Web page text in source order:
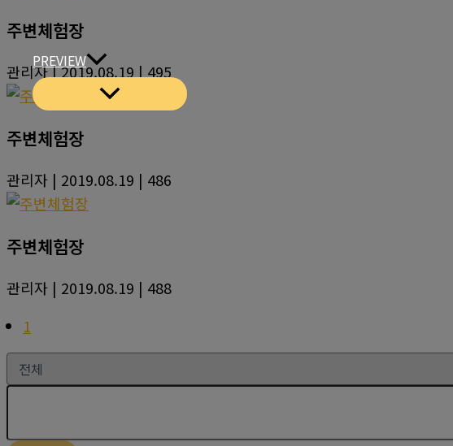
PREVIEW
주변체험장
관리자| 2019.08.19 | 495
주변체험장
관리자 | 2019.08.19 | 486
주변체험장
관리자 | 2019.08.19 | 488
1